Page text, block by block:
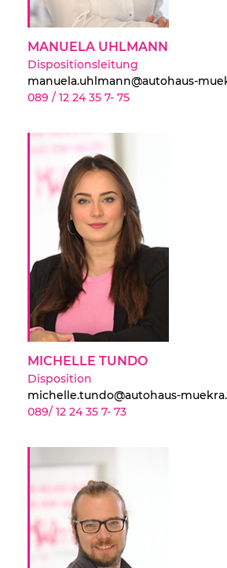
MANUELA UHLMANN
Dispositionsleitung
manuela.uhlmann@autohaus-
089 / 12 24 35 7- 75
MICHELLE TUNDO
Disposition
michelle.tundo@autohaus-
089/ 12 24 35 7- 73